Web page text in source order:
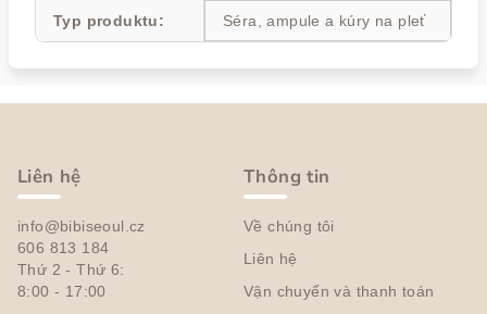
Typ produktu: Séra, ampule a kúry na pleť
Liên hệ
info@bibiseoul.cz
606 813 184
Thứ 2 - Thứ 6:
8:00 - 17:00
Thông tin
Về chúng tôi
Liên hệ
Vận chuyển và thanh toán